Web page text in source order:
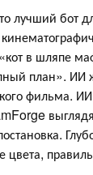
лучший бот
в шляпе
план». ИИ
фильма.